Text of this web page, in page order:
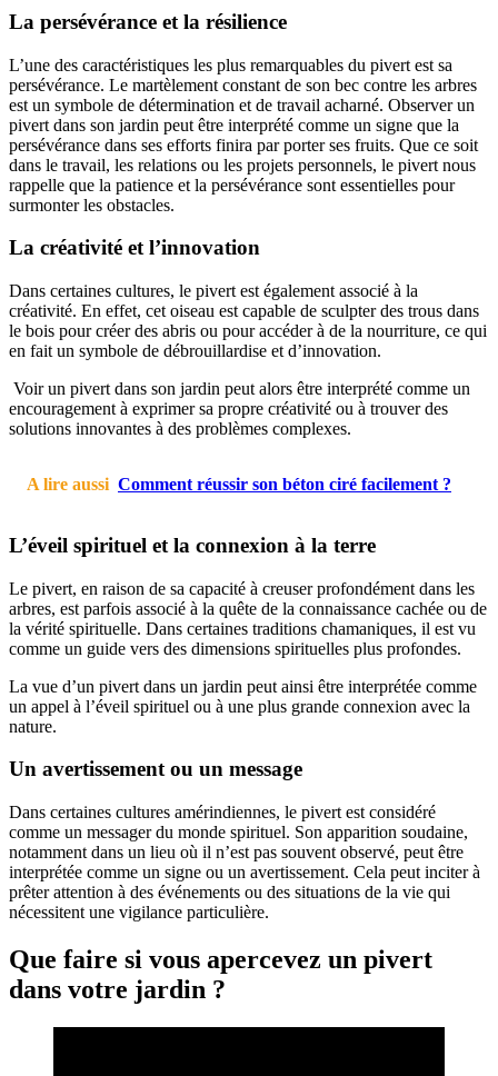
La persévérance et la résilience
L’une des caractéristiques les plus remarquables du pivert est sa
persévérance. Le martèlement constant de son bec contre les arbres
est un symbole de détermination et de travail acharné. Observer un
pivert dans son jardin peut être interprété comme un signe que la
persévérance dans ses efforts finira par porter ses fruits. Que ce soit
dans le travail, les relations ou les projets personnels, le pivert nous
rappelle que la patience et la persévérance sont essentielles pour
surmonter les obstacles.
La créativité et l’innovation
Dans certaines cultures, le pivert est également associé à la
créativité. En effet, cet oiseau est capable de sculpter des trous dans
le bois pour créer des abris ou pour accéder à de la nourriture, ce qui
en fait un symbole de débrouillardise et d’innovation.
Voir un pivert dans son jardin peut alors être interprété comme un
encouragement à exprimer sa propre créativité ou à trouver des
solutions innovantes à des problèmes complexes.
A lire aussi Comment réussir son béton ciré facilement ?
L’éveil spirituel et la connexion à la terre
Le pivert, en raison de sa capacité à creuser profondément dans les
arbres, est parfois associé à la quête de la connaissance cachée ou de
la vérité spirituelle. Dans certaines traditions chamaniques, il est vu
comme un guide vers des dimensions spirituelles plus profondes.
La vue d’un pivert dans un jardin peut ainsi être interprétée comme
un appel à l’éveil spirituel ou à une plus grande connexion avec la
nature.
Un avertissement ou un message
Dans certaines cultures amérindiennes, le pivert est considéré
comme un messager du monde spirituel. Son apparition soudaine,
notamment dans un lieu où il n’est pas souvent observé, peut être
interprétée comme un signe ou un avertissement. Cela peut inciter à
prêter attention à des événements ou des situations de la vie qui
nécessitent une vigilance particulière.
Que faire si vous apercevez un pivert
dans votre jardin ?